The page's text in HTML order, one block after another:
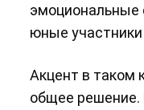
эмоциональные
юные
Акцент в таком
общее решение.